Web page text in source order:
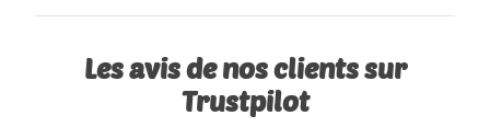
Les avis de nos clients sur
Trustpilot